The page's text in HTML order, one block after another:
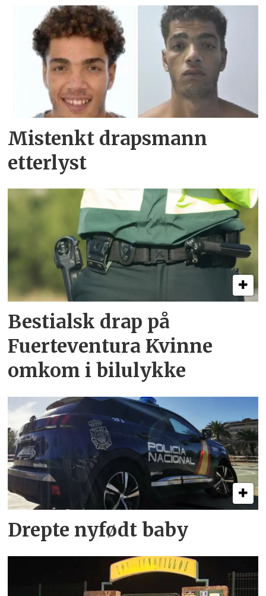
Mistenkt drapsmann
etterlyst
Bestialsk drap på
Fuerteventura Kvinne
omkom i bilulykke
Drepte nyfødt baby